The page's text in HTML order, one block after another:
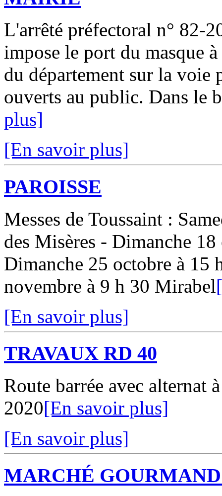
L'arrêté préfectoral n° 82-
impose le port du masque
du département sur la voie
ouverts au public. Dans le
plus]
[En savoir plus]
PAROISSE
Messes de Toussaint :
des Misères - Dimanche
Dimanche 25 octobre à 15
novembre à 9 h 30 Mirabel
[En savoir plus]
TRAVAUX RD 40
Route barrée avec alternat
2020[En savoir plus]
[En savoir plus]
MARCHÉ